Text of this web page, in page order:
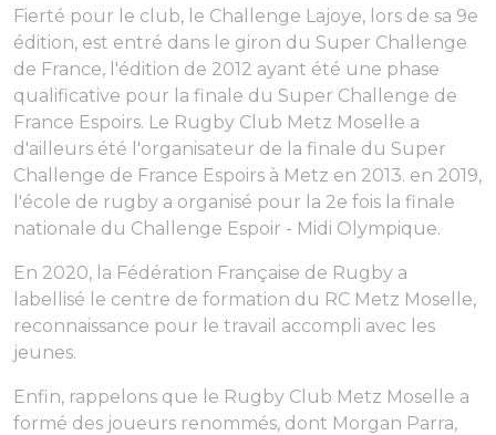
Fierté pour le club, le Challenge Lajoye, lors de sa 9e
édition, est entré dans le giron du Super Challenge
de France, l'édition de 2012 ayant été une phase
qualificative pour la finale du Super Challenge de
France Espoirs. Le Rugby Club Metz Moselle a
d'ailleurs été l'organisateur de la finale du Super
Challenge de France Espoirs à Metz en 2013. en 2019,
l'école de rugby a organisé pour la 2e fois la finale
nationale du Challenge Espoir - Midi Olympique.
En 2020, la Fédération Française de Rugby a
labellisé le centre de formation du RC Metz Moselle,
reconnaissance pour le travail accompli avec les
jeunes.
Enfin, rappelons que le Rugby Club Metz Moselle a
formé des joueurs renommés, dont Morgan Parra,